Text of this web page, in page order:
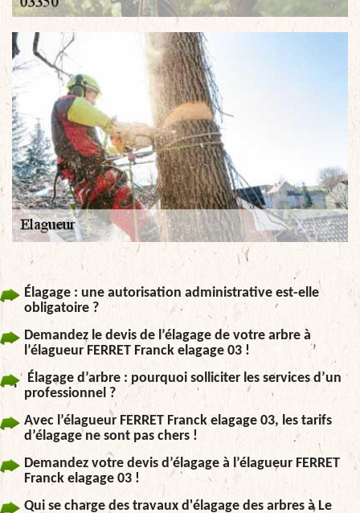
Élagage : une autorisation administrative est-elle
obligatoire ?
Demandez le devis de l’élagage de votre arbre à
l’élagueur FERRET Franck elagage 03 !
Élagage d’arbre : pourquoi solliciter les services d’un
professionnel ?
Avec l’élagueur FERRET Franck elagage 03, les tarifs
d’élagage ne sont pas chers !
Demandez votre devis d’élagage à l’élagueur FERRET
Franck elagage 03 !
Qui se charge des travaux d'élagage des arbres à Le